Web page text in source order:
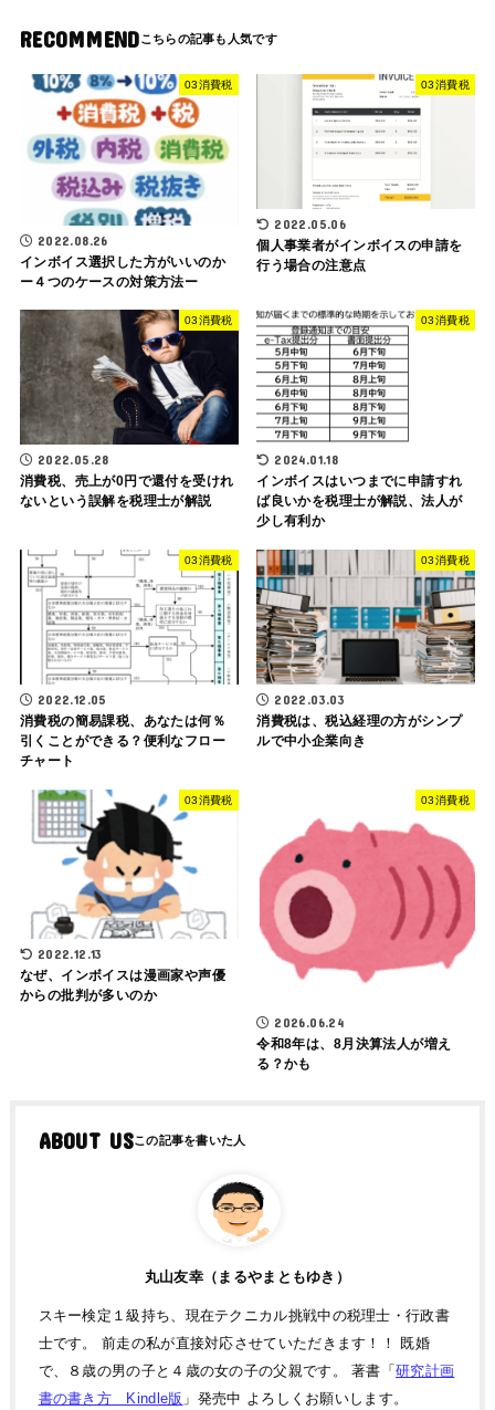
RECOMMEND
03消費税
2022.08.26
インボイス選択した方がいいのか
ー４つのケースの対策方法ー
03消費税
2022.05.06
個人事業者がインボイスの申請を
行う場合の注意点
03消費税
2022.05.28
消費税、売上が0円で還付を受けれ
ないという誤解を税理士が解説
03消費税
2024.01.18
インボイスはいつまでに申請すれ
ば良いかを税理士が解説、法人が
少し有利か
03消費税
2022.12.05
消費税の簡易課税、あなたは何％
引くことができる？便利なフロー
チャート
03消費税
2022.03.03
消費税は、税込経理の方がシンプ
ルで中小企業向き
03消費税
2022.12.13
なぜ、インボイスは漫画家や声優
からの批判が多いのか
03消費税
2026.06.24
令和8年は、8月決算法人が増え
る？かも
ABOUT US
丸山友幸（まるやまともゆき）
スキー検定１級持ち、現在テクニカル挑戦中の税理士・行政書
士です。 前走の私が直接対応させていただきます！！ 既婚
で、８歳の男の子と４歳の女の子の父親です。 著書「研究計画
書の書き方 Kindle版 」発売中 よろしくお願いします。